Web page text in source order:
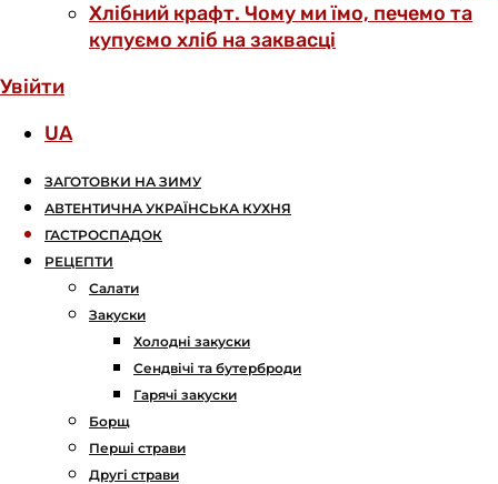
Хлібний крафт. Чому ми їмо, печемо та
купуємо хліб на заквасці
Увійти
UA
ЗАГОТОВКИ НА ЗИМУ
АВТЕНТИЧНА УКРАЇНСЬКА КУХНЯ
ГАСТРОСПАДОК
РЕЦЕПТИ
Салати
Закуски
Холодні закуски
Сендвічі та бутерброди
Гарячі закуски
Борщ
Перші страви
Другі страви